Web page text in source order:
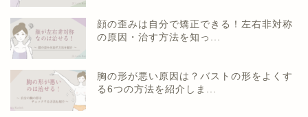
顔の歪みは自分で矯正できる！左右非対称
の原因・治す方法を知っ...
胸の形が悪い原因は？バストの形をよくす
る6つの方法を紹介しま...